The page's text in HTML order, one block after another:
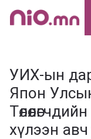
Skip
УИХ-ын
Япон
хүлээн авч